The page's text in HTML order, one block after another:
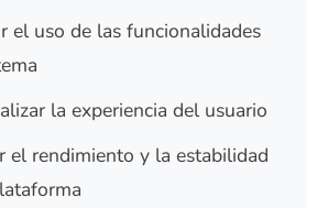
el uso de las funcionalidades
la experiencia del usuario
el rendimiento y la estabilidad